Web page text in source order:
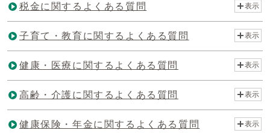
税金に関するよくある質問 表示
子育て・教育に関するよくある質問 表示
健康・医療に関するよくある質問 表示
高齢・介護に関するよくある質問 表示
健康保険・年金に関するよくある質問 表示